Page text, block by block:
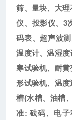
筛、量块、大
仪、投影仪、3
码表、超声波
温度计、温湿
寒试验机、耐
形试验机、温
槽(水槽、油槽
准: 砝码、电